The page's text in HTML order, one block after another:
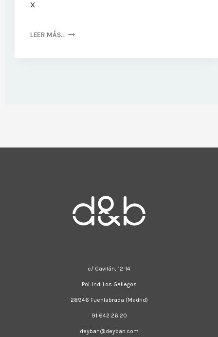
x
LEER MÁS… X
c/ Gavilán, 12-14
Pol. Ind. Los Gallegos
28946 Fuenlabrada (Madrid)
91 642 26 20
deyban@deyban.com